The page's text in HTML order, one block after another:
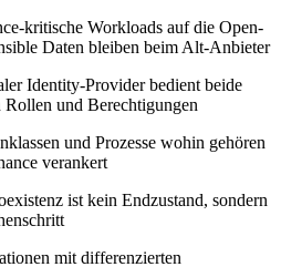
kritische Workloads auf die Open-
Daten bleiben beim Alt-Anbieter
Identity-Provider bedient beide
und Berechtigungen
und Prozesse wohin gehören
verankert
ist kein Endzustand, sondern
mit differenzierten